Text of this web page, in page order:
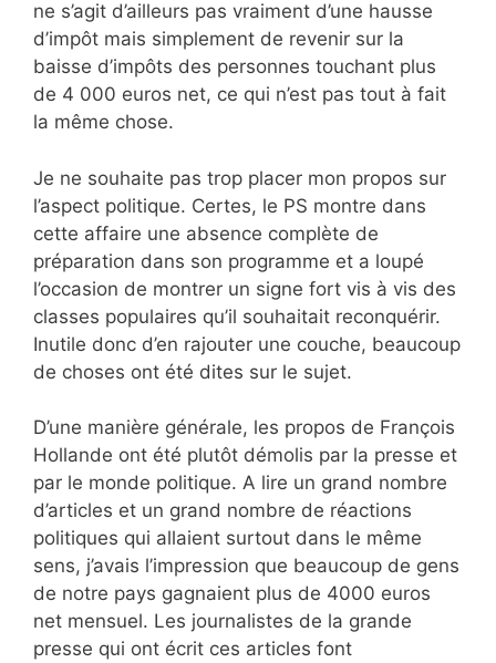
ne s’agit d’ailleurs pas vraiment d’une hausse
d’impôt mais simplement de revenir sur la
baisse d’impôts des personnes touchant plus
de 4 000 euros net, ce qui n’est pas tout à fait
la même chose.
Je ne souhaite pas trop placer mon propos sur
l’aspect politique. Certes, le PS montre dans
cette affaire une absence complète de
préparation dans son programme et a loupé
l’occasion de montrer un signe fort vis à vis des
classes populaires qu’il souhaitait reconquérir.
Inutile donc d’en rajouter une couche, beaucoup
de choses ont été dites sur le sujet.
D’une manière générale, les propos de François
Hollande ont été plutôt démolis par la presse et
par le monde politique. A lire un grand nombre
d’articles et un grand nombre de réactions
politiques qui allaient surtout dans le même
sens, j’avais l’impression que beaucoup de gens
de notre pays gagnaient plus de 4000 euros
net mensuel. Les journalistes de la grande
presse qui ont écrit ces articles font